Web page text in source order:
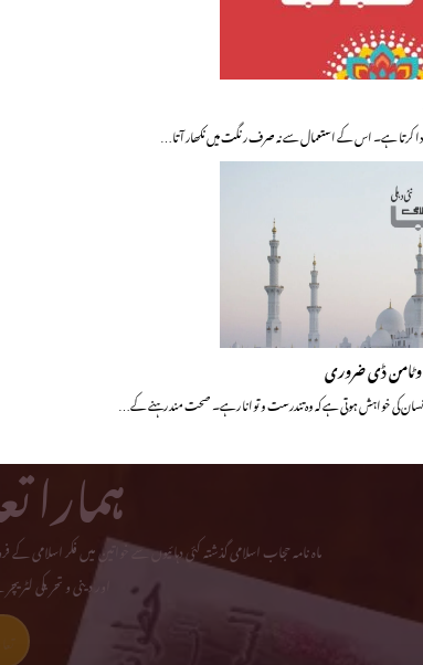
ادا کرتا ہے۔ اس کے استعمال سے نہ صرف رنگت میں نکھار آتا…
ڈی ضروری
کی خواہش ہوتی ہے کہ وہ تندرست و توانا رہے۔ صحت مند رہنے کے…
ہمارا
ماہ نامہ حجاب اسلامی گذشتہ کئی دہائیوں سے خواتین میں فکر
اور دینی و تحریکی